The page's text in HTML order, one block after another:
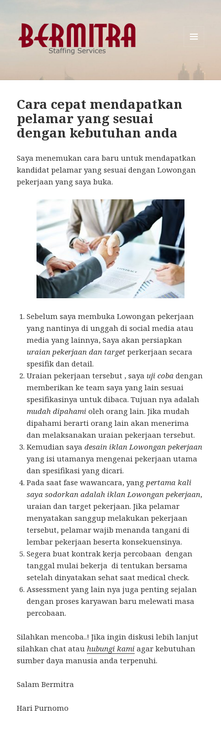
Cara cepat mendapatkan
pelamar yang sesuai
dengan kebutuhan anda
Saya menemukan cara baru untuk mendapatkan
kandidat pelamar yang sesuai dengan Lowongan
pekerjaan yang saya buka.
Sebelum saya membuka Lowongan pekerjaan
yang nantinya di unggah di social media atau
media yang lainnya, Saya akan persiapkan
uraian pekerjaan dan target perkerjaan secara
spesifik dan detail.
Uraian pekerjaan tersebut , saya uji coba dengan
memberikan ke team saya yang lain sesuai
spesifikasinya untuk dibaca. Tujuan nya adalah
mudah dipahami oleh orang lain. Jika mudah
dipahami berarti orang lain akan menerima
dan melaksanakan uraian pekerjaan tersebut.
Kemudian saya desain iklan Lowongan pekerjaan
yang isi utamanya mengenai pekerjaan utama
dan spesifikasi yang dicari.
Pada saat fase wawancara, yang pertama kali
saya sodorkan adalah iklan Lowongan pekerjaan,
uraian dan target pekerjaan. Jika pelamar
menyatakan sanggup melakukan pekerjaan
tersebut, pelamar wajib menanda tangani di
lembar pekerjaan beserta konsekuensinya.
Segera buat kontrak kerja percobaan dengan
tanggal mulai bekerja di tentukan bersama
setelah dinyatakan sehat saat medical check.
Assessment yang lain nya juga penting sejalan
dengan proses karyawan baru melewati masa
percobaan.
Silahkan mencoba..! Jika ingin diskusi lebih lanjut
silahkan chat atauhubungi kami agar kebutuhan
sumber daya manusia anda terpenuhi.
Salam Bermitra
Hari Purnomo